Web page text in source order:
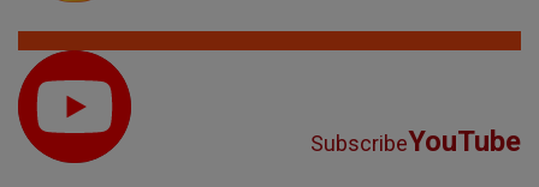
SubscribeYouTube